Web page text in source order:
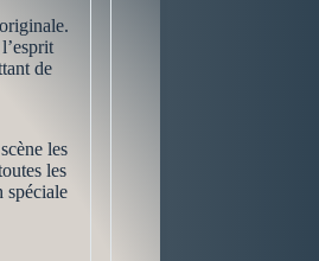
de
les
les
spéciale